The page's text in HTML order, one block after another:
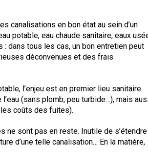
sommeil et
difficulté
canalisations en bon état au sein d’un
potable, eau chaude sanitaire, eaux
: dans tous les cas, un bon entretien peut
déconvenues et des frais
l’enjeu est en premier lieu sanitaire
(sans plomb, peu turbide…), mais
coûts des fuites).
ne sont pas en reste. Inutile de s’étendre
d’une telle canalisation… En la matière,